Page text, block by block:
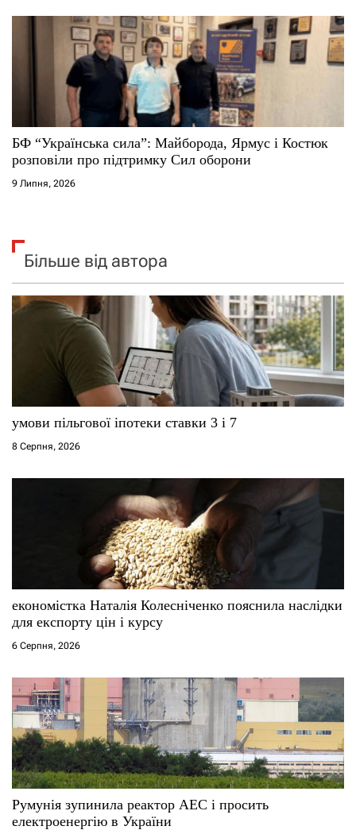
БФ “Українська сила”: Майборода, Ярмус і Костюк
розповіли про підтримку Сил оборони
9 Липня, 2026
Більше від автора
умови пільгової іпотеки ставки 3 і 7
8 Серпня, 2026
економістка Наталія Колесніченко пояснила наслідки
для експорту цін і курсу
6 Серпня, 2026
Румунія зупинила реактор АЕС і просить
електроенергію в України